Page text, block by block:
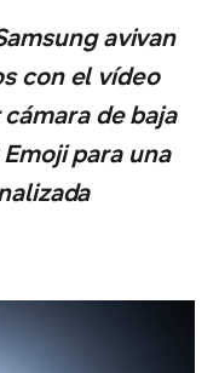
avivan
con el vídeo
de baja
para una